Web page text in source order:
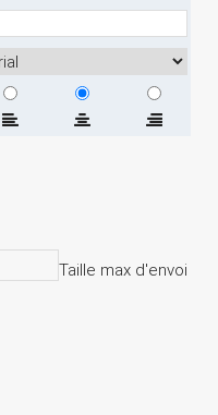
Taille max d'envoi